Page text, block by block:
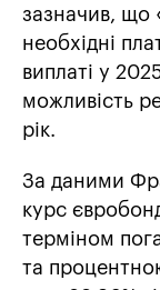
зазначив, що
необхідні
виплаті у
можливість
рік.
За даними
курс
терміном
та